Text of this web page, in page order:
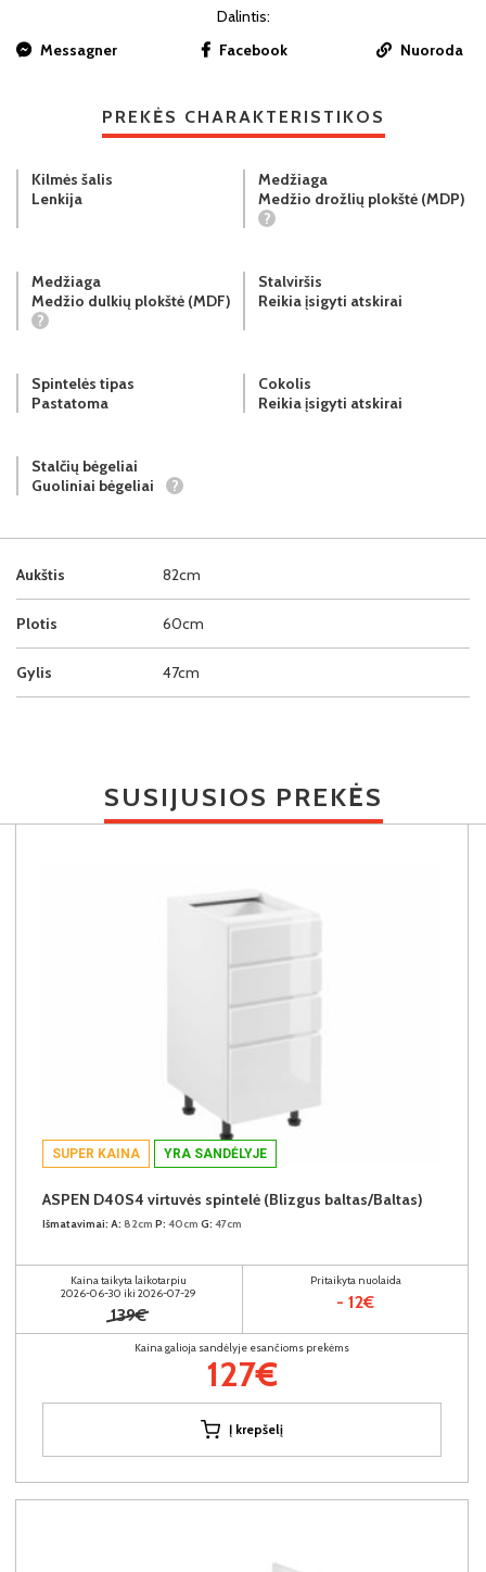
Dalintis:
Messagner
Facebook Nuoroda
PREKĖS CHARAKTERISTIKOS
Aukštis 82cm
Plotis 60cm
Gylis 47cm
Kilmės šalis
Lenkija
Medžiaga
Medžio drožlių plokštė (MDP)
?
Medžiaga
Medžio dulkių plokštė (MDF)
?
Stalviršis
Reikia įsigyti atskirai
Spintelės tipas
Pastatoma
Cokolis
Reikia įsigyti atskirai
Stalčių bėgeliai
Guoliniai bėgeliai
?
SUSIJUSIOS PREKĖS
SUPER KAINA YRA SANDĖLYJE
ASPEN D40S4 virtuvės spintelė (Blizgus baltas/Baltas)
Išmatavimai: A: 82cm P: 40cm G: 47cm
Kaina taikyta laikotarpiu
2026-06-30 iki 2026-07-29
139€
Pritaikyta nuolaida
- 12€
Kaina galioja sandėlyje esančioms prekėms
127€
Į krepšelį